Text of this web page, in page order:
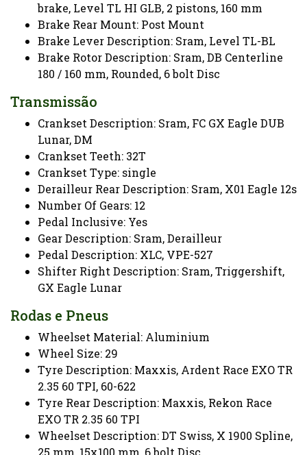
brake, Level TL HI GLB, 2 pistons, 160 mm
Brake Rear Mount: Post Mount
Brake Lever Description: Sram, Level TL-BL
Brake Rotor Description: Sram, DB Centerline
180 / 160 mm, Rounded, 6 bolt Disc
Transmissão
Crankset Description: Sram, FC GX Eagle DUB
Lunar, DM
Crankset Teeth: 32T
Crankset Type: single
Derailleur Rear Description: Sram, X01 Eagle 12s
Number Of Gears: 12
Pedal Inclusive: Yes
Gear Description: Sram, Derailleur
Pedal Description: XLC, VPE-527
Shifter Right Description: Sram, Triggershift,
GX Eagle Lunar
Rodas e Pneus
Wheelset Material: Aluminium
Wheel Size: 29
Tyre Description: Maxxis, Ardent Race EXO TR
2.35 60 TPI, 60-622
Tyre Rear Description: Maxxis, Rekon Race
EXO TR 2.35 60 TPI
Wheelset Description: DT Swiss, X 1900 Spline,
25 mm, 15x100 mm, 6 bolt Disc